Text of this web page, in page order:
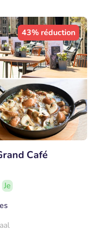
43% réduction
Café
Je